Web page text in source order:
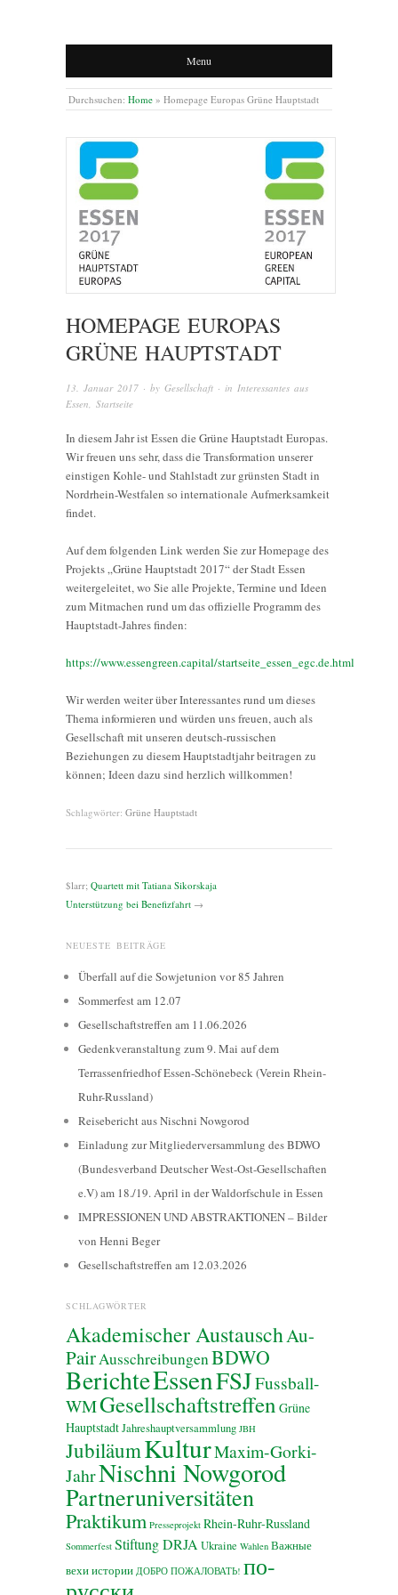
Menu
Durchsuchen: Home » Homepage Europas Grüne Hauptstadt
HOMEPAGE EUROPAS
GRÜNE HAUPTSTADT
13. Januar 2017 · by Gesellschaft · in Interessantes aus
Essen, Startseite
In diesem Jahr ist Essen die Grüne Hauptstadt Europas.
Wir freuen uns sehr, dass die Transformation unserer
einstigen Kohle- und Stahlstadt zur grünsten Stadt in
Nordrhein-Westfalen so internationale Aufmerksamkeit
findet.
Auf dem folgenden Link werden Sie zur Homepage des
Projekts „Grüne Hauptstadt 2017“ der Stadt Essen
weitergeleitet, wo Sie alle Projekte, Termine und Ideen
zum Mitmachen rund um das offizielle Programm des
Hauptstadt-Jahres finden:
https://www.essengreen.capital/startseite_essen_egc.de.html
Wir werden weiter über Interessantes rund um dieses
Thema informieren und würden uns freuen, auch als
Gesellschaft mit unseren deutsch-russischen
Beziehungen zu diesem Hauptstadtjahr beitragen zu
können; Ideen dazu sind herzlich willkommen!
Schlagwörter: Grüne Hauptstadt
$larr; Quartett mit Tatiana Sikorskaja
Unterstützung bei Benefizfahrt →
NEUESTE BEITRÄGE
Überfall auf die Sowjetunion vor 85 Jahren
Sommerfest am 12.07
Gesellschaftstreffen am 11.06.2026
Gedenkveranstaltung zum 9. Mai auf dem
Terrassenfriedhof Essen-Schönebeck (Verein Rhein-
Ruhr-Russland)
Reisebericht aus Nischni Nowgorod
Einladung zur Mitgliederversammlung des BDWO
(Bundesverband Deutscher West-Ost-Gesellschaften
e.V) am 18./19. April in der Waldorfschule in Essen
IMPRESSIONEN UND ABSTRAKTIONEN – Bilder
von Henni Beger
Gesellschaftstreffen am 12.03.2026
SCHLAGWÖRTER
Akademischer AustauschAu-
PairAusschreibungenBDWO
BerichteEssenFSJFussball-
WMGesellschaftstreffen Grüne
HauptstadtJahreshauptversammlung JBH
JubiläumKulturMaxim-Gorki-
JahrNischni Nowgorod
Partneruniversitäten
Praktikum Presseprojekt Rhein-Ruhr-Russland
Sommerfest Stiftung DRJA Ukraine Wahlen Важные
вехи истории ДОБРО ПОЖАЛОВАТЬ! по-